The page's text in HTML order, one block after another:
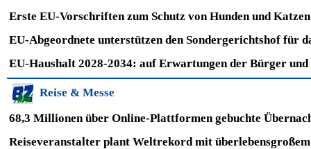
Erste EU-Vorschriften zum Schutz von Hunden und
EU-Abgeordnete unterstützen den Sondergerichtshof für
EU-Haushalt 2028-2034: auf Erwartungen der Bürger
Reise & Messe
68,3 Millionen über Online-Plattformen gebuchte
Reiseveranstalter plant Weltrekord mit